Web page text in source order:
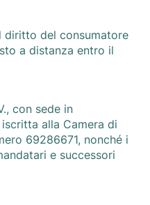
diritto del consumatore
a distanza entro il
con sede in
alla Camera di
69286671, nonché i
e successori